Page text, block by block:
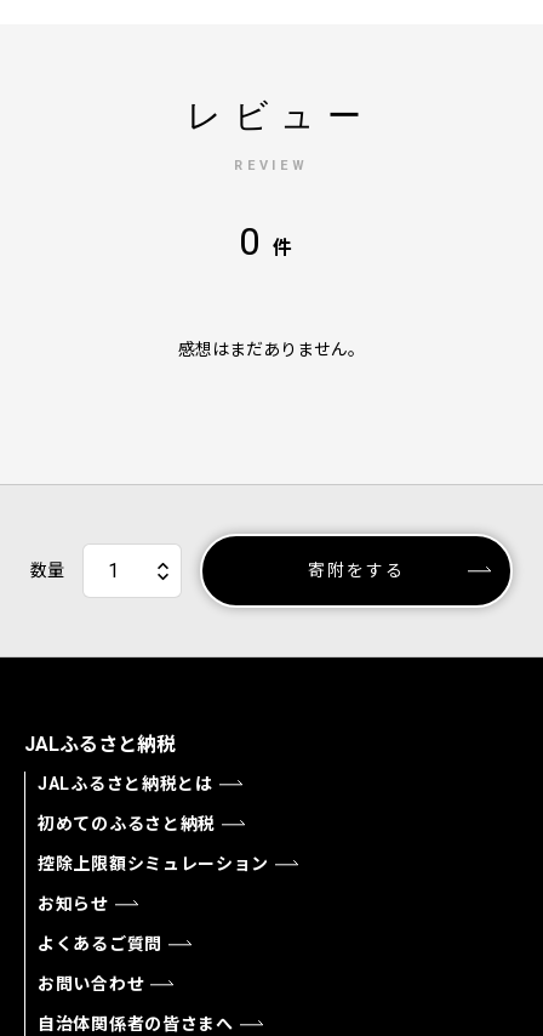
レビュー
REVIEW
0 件
感想はまだありません。
数量 寄附をする
JALふるさと納税
JALふるさと納税とは
初めてのふるさと納税
控除上限額シミュレーション
お知らせ
よくあるご質問
お問い合わせ
自治体関係者の皆さまへ